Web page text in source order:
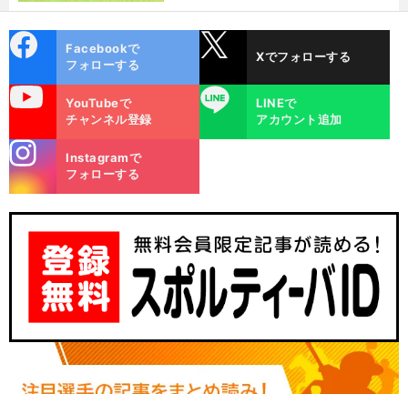
ok
Facebookで
フォローする
Xでフォローする
YouTubeで
チャンネル登録
LINE
LINEで
アカウント追加
m
Instagramで
フォローする